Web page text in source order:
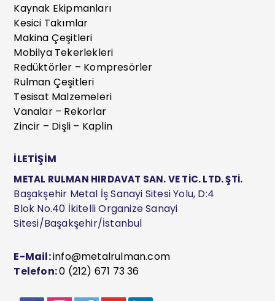
Kaynak Ekipmanları
Kesici Takımlar
Makina Çeşitleri
Mobilya Tekerlekleri
Redüktörler – Kompresörler
Rulman Çeşitleri
Tesisat Malzemeleri
Vanalar – Rekorlar
Zincir – Dişli – Kaplin
İLETİŞİM
METAL RULMAN HIRDAVAT SAN. VE TİC. LTD. ŞTİ.
Başakşehir Metal İş Sanayi Sitesi Yolu, D:4
Blok No.40 İkitelli Organize Sanayi
Sitesi/Başakşehir/İstanbul
E-Mail:info@metalrulman.com
Telefon:0 (212) 671 73 36